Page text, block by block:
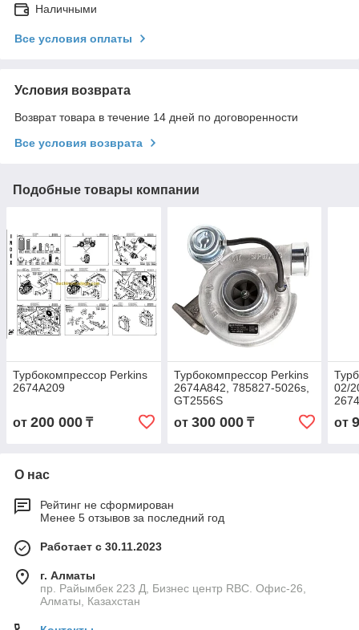
Наличными
Все условия оплаты
Условия возврата
Возврат товара в течение 14 дней по договоренности
Все условия возврата
Подобные товары компании
Турбокомпрессор Perkins
2674A209
от 200 000 ₸
Турбокомпрессор Perkins
2674A842, 785827-5026s,
GT2556S
от 300 000₸
02/
от
О нас
Рейтинг не сформирован
Менее 5 отзывов за последний год
Работает с 30.11.2023
г. Алматы
пр. Райымбек 223 Д, Бизнес центр RBC. Офис-26,
Алматы, Казахстан